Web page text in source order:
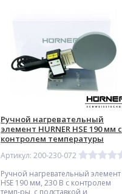
Ручной нагревательный
элемент HURNER HSE 190 мм с
контролем температуры
Артикул: 200-230-072
Ручной нагревательный элемент
HSE 190 мм, 230 В с контролем
темп-ры, с подставкой и